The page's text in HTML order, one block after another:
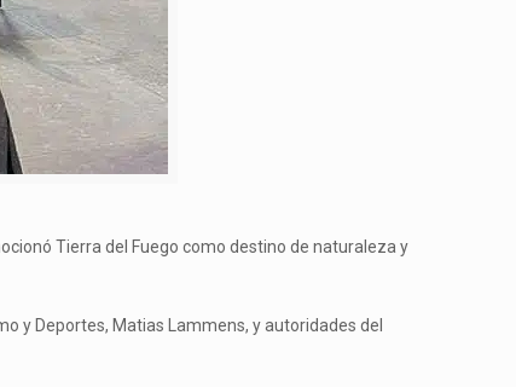
Tierra del Fuego como destino de naturaleza y
y Deportes, Matias Lammens, y autoridades del